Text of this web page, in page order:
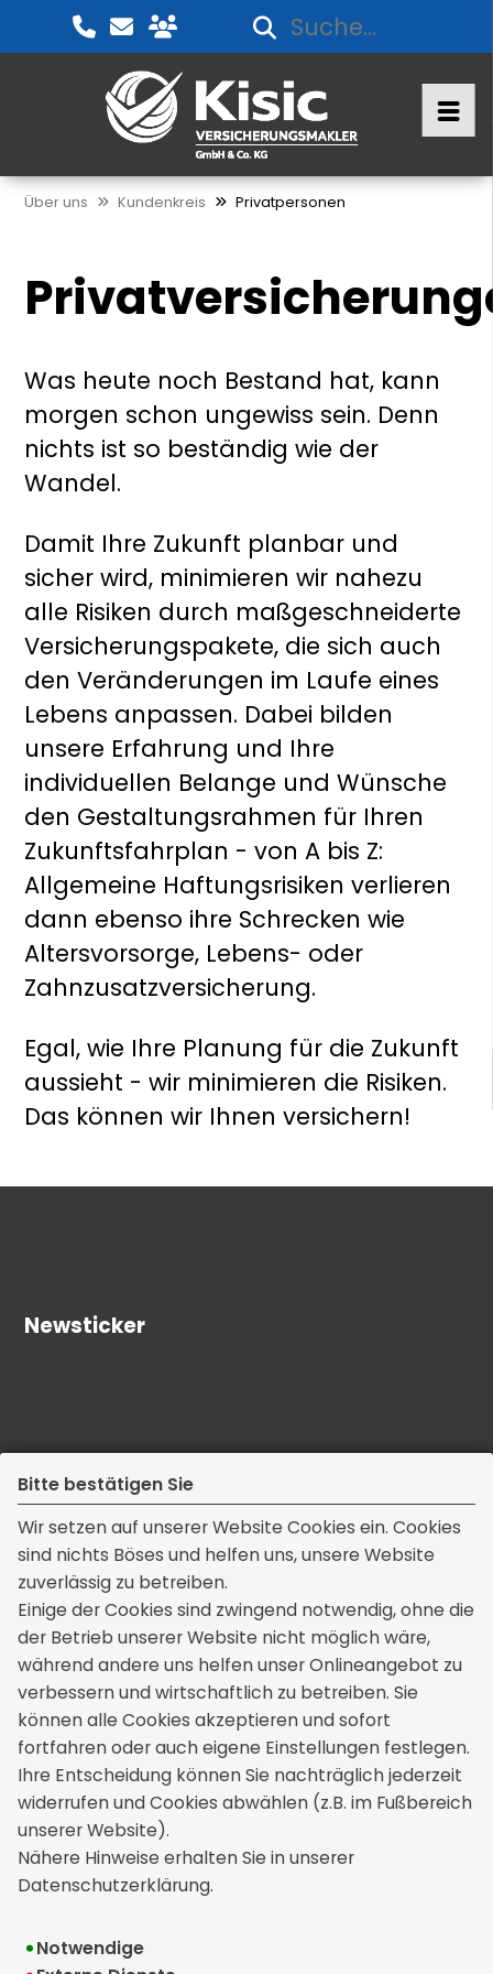
Bitte bestätigen Sie
Wir setzen auf unserer Website Cookies ein. Cookies
sind nichts Böses und helfen uns, unsere Website
zuverlässig zu betreiben.
Einige der Cookies sind zwingend notwendig, ohne die
der Betrieb unserer Website nicht möglich wäre,
während andere uns helfen unser Onlineangebot zu
verbessern und wirtschaftlich zu betreiben. Sie
können alle Cookies akzeptieren und sofort
fortfahren oder auch eigene Einstellungen festlegen.
Ihre Entscheidung können Sie nachträglich jederzeit
widerrufen und Cookies abwählen (z.B. im Fußbereich
unserer Website).
Nähere Hinweise erhalten Sie in unserer
Datenschutzerklärung.
Notwendige
Über uns Kundenkreis Privatpersonen
Was heute noch Bestand hat, kann
morgen schon ungewiss sein. Denn
nichts ist so beständig wie der
Wandel.
Damit Ihre Zukunft planbar und
sicher wird, minimieren wir nahezu
alle Risiken durch maßgeschneiderte
Versicherungspakete, die sich auch
den Veränderungen im Laufe eines
Lebens anpassen. Dabei bilden
unsere Erfahrung und Ihre
individuellen Belange und Wünsche
den Gestaltungsrahmen für Ihren
Zukunftsfahrplan - von A bis Z:
Allgemeine Haftungsrisiken verlieren
dann ebenso ihre Schrecken wie
Altersvorsorge, Lebens- oder
Zahnzusatzversicherung.
Egal, wie Ihre Planung für die Zukunft
aussieht - wir minimieren die Risiken.
Das können wir Ihnen versichern!
Newsticker
Kontakt
Kisic Versicherungsmakler GmbH & Co. KG
Untere Wiesen 6
76437 Rastatt
+49 7222 985398
info[at]kisic.de
Rechtliches
Impressum
Erstinformation